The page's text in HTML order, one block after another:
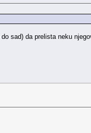
sad) da prelista neku